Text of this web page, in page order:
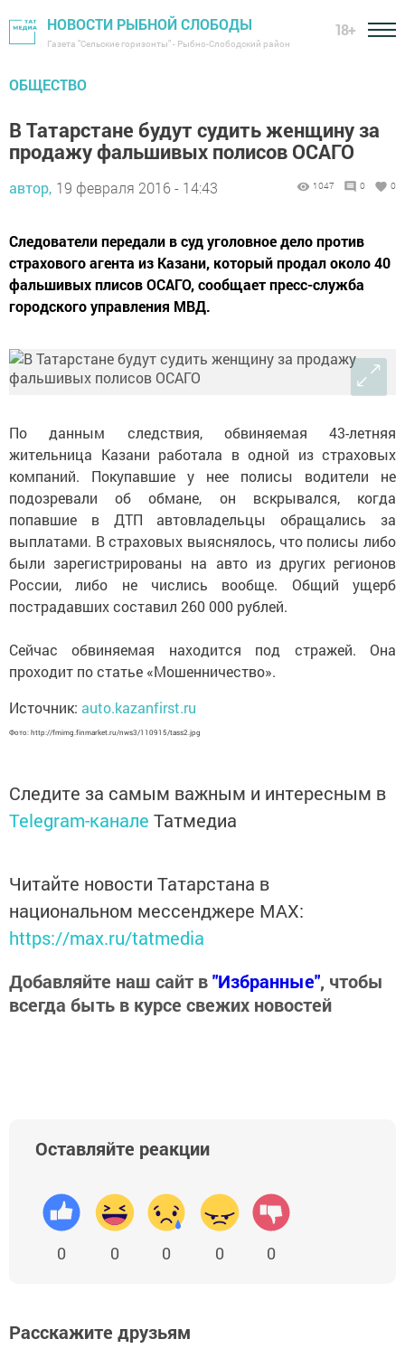
НОВОСТИ РЫБНОЙ СЛОБОДЫ
Газета "Сельские горизонты" - Рыбно-Слободский район
18+
ОБЩЕСТВО
В Татарстане будут судить женщину за
продажу фальшивых полисов ОСАГО
автор, 19 февраля 2016 - 14:43 1047 0 0
Следователи передали в суд уголовное дело против
страхового агента из Казани, который продал около 40
фальшивых плисов ОСАГО, сообщает пресс-служба
городского управления МВД.
По данным следствия, обвиняемая 43-летняя
жительница Казани работала в одной из страховых
компаний. Покупавшие у нее полисы водители не
подозревали об обмане, он вскрывался, когда
попавшие в ДТП автовладельцы обращались за
выплатами. В страховых выяснялось, что полисы либо
были зарегистрированы на авто из других регионов
России, либо не числись вообще. Общий ущерб
пострадавших составил 260 000 рублей.
Сейчас обвиняемая находится под стражей. Она
проходит по статье «Мошенничество».
Источник: auto.kazanfirst.ru
Фото: http://fmimg.finmarket.ru/nws3/110915/tass2.jpg
Следите за самым важным и интересным в
Telegram-канале Татмедиа
Читайте новости Татарстана в
национальном мессенджере MАХ:
https://max.ru/tatmedia
Добавляйте наш сайт в"Избранные", чтобы
всегда быть в курсе свежих новостей
Оставляйте реакции
0 0 0 0 0
Расскажите друзьям